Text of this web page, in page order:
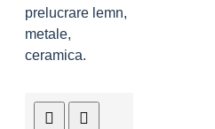
prelucrare lemn,
metale,
ceramica.